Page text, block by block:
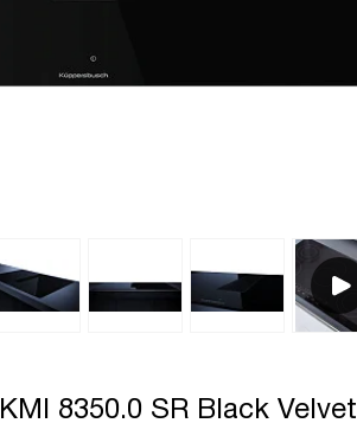
KMI 8350.0 SR Black Velvet